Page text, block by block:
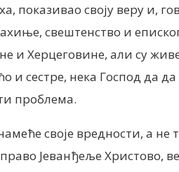
показивао своју веру
свештенство и
и Херцеговине, али су
и сестре, нека Господ
проблема.
своје вредности, а
Јеванђеље